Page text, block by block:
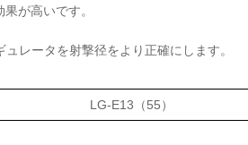
が高いです。
レータを射撃径をより正確にします。
LG-E13（55）